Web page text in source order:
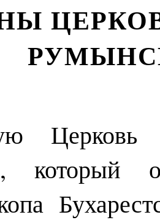
Церковь
который